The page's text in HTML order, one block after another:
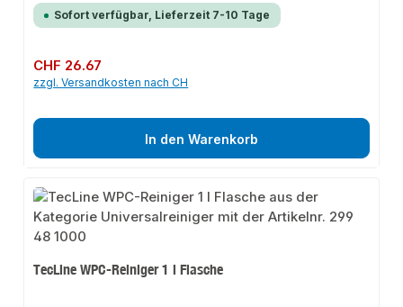
Sofort verfügbar, Lieferzeit 7-10 Tage
Regulärer Preis:
CHF 26.67
zzgl. Versandkosten nach CH
In den Warenkorb
TecLine WPC-Reiniger 1 l Flasche